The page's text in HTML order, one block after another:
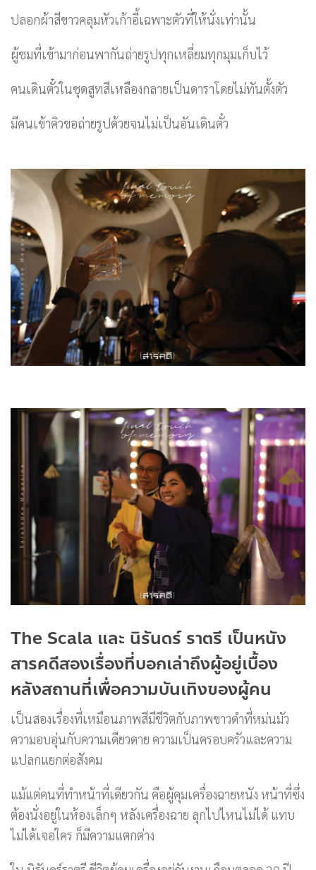
ปลอกผ้าสีขาวคลุมหัวเก้าอี้เฉพาะตัวที่ให้นั่งเท่านั้น
ผู้ชมที่เข้ามาก่อนพากันถ่ายรูปทุกเหลี่ยมทุกมุมเก็บไว้
คนเดินตั๋วในชุดสูทสีเหลืองกลายเป็นดาราโดยไม่ทันตั้งตัว
มีคนเข้าคิวขอถ่ายรูปด้วยจนไม่เป็นอันเดินตั๋ว
The Scala และ นิรันดร์ ราตรี เป็นหนัง
สารคดีสองเรื่องที่บอกเล่าถึงผู้อยู่เบื้อง
หลังสถานที่เพื่อความบันเทิงของผู้คน
เป็นสองเรื่องที่เหมือนภาพสีมีชีวิตกับภาพขาวดำที่หม่นมัว
ความอบอุ่นกับความเดียวดาย ความเป็นครอบครัวและความ
แปลกแยกต่อสังคม
แม้แต่คนที่ทำหน้าที่เดียวกัน คือผู้คุมเครื่องฉายหนัง หน้าที่ซึ่ง
ต้องนั่งอยู่ในห้องเล็กๆ หลังเครื่องฉาย ลุกไปไหนไม่ได้ แทบ
ไม่ได้เจอใคร ก็มีความแตกต่าง